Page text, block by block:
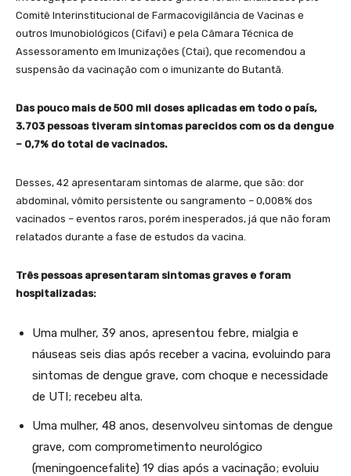
Comitê Interinstitucional de Farmacovigilância de Vacinas e
outros Imunobiológicos (Cifavi) e pela Câmara Técnica de
Assessoramento em Imunizações (Ctai), que recomendou a
suspensão da vacinação com o imunizante do Butantã.
Das pouco mais de 500 mil doses aplicadas em todo o país,
3.703 pessoas tiveram sintomas parecidos com os da dengue
– 0,7% do total de vacinados.
Desses, 42 apresentaram sintomas de alarme, que são: dor
abdominal, vômito persistente ou sangramento – 0,008% dos
vacinados – eventos raros, porém inesperados, já que não foram
relatados durante a fase de estudos da vacina.
Três pessoas apresentaram sintomas graves e foram
hospitalizadas:
Uma mulher, 39 anos, apresentou febre, mialgia e
náuseas seis dias após receber a vacina, evoluindo para
sintomas de dengue grave, com choque e necessidade
de UTI; recebeu alta.
Uma mulher, 48 anos, desenvolveu sintomas de dengue
grave, com comprometimento neurológico
(meningoencefalite) 19 dias após a vacinação; evoluiu